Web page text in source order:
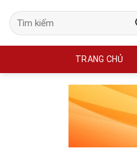
content
TRANG CHỦ